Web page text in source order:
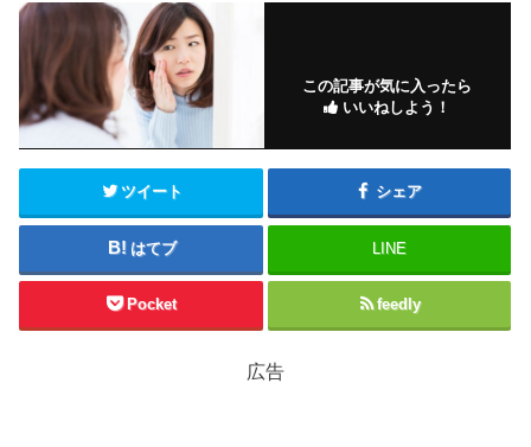
この記事が気に入ったら
いいねしよう！
ツイート シェア
はてブ LINE
Pocket feedly
広告